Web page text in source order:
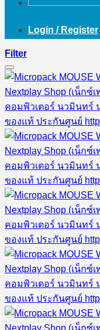
Login / Register
Filter